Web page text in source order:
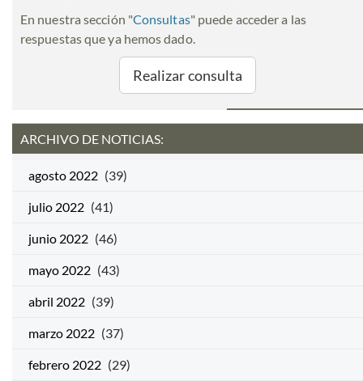
En nuestra sección "Consultas" puede acceder a las
respuestas que ya hemos dado.
Realizar consulta
ARCHIVO DE NOTICIAS:
agosto 2022 (39)
julio 2022 (41)
junio 2022 (46)
mayo 2022 (43)
abril 2022 (39)
marzo 2022 (37)
febrero 2022 (29)